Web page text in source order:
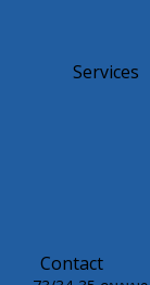
Services
Contact